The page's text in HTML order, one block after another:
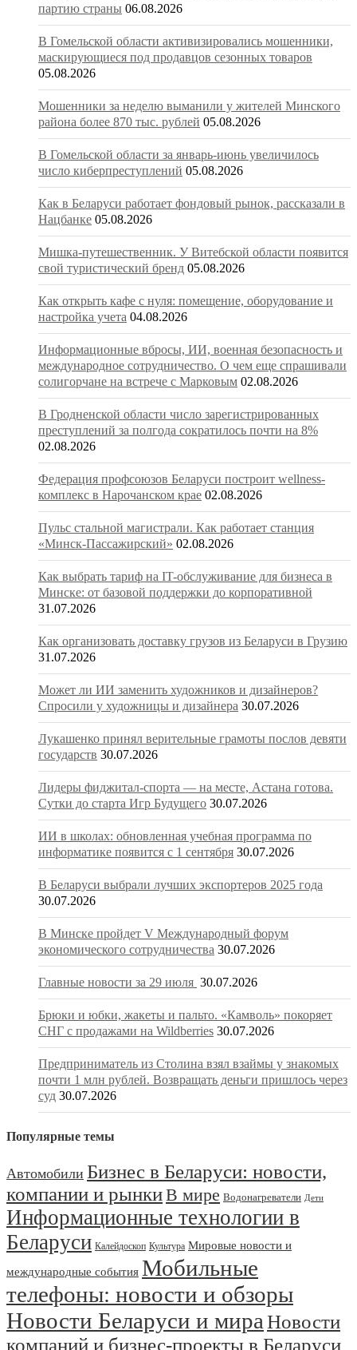
партию страны 06.08.2026
В Гомельской области активизировались мошенники,
маскирующиеся под продавцов сезонных товаров
05.08.2026
Мошенники за неделю выманили у жителей Минского
района более 870 тыс. рублей 05.08.2026
В Гомельской области за январь-июнь увеличилось
число киберпреступлений 05.08.2026
Как в Беларуси работает фондовый рынок, рассказали в
Нацбанке 05.08.2026
Мишка-путешественник. У Витебской области появится
свой туристический бренд 05.08.2026
Как открыть кафе с нуля: помещение, оборудование и
настройка учета 04.08.2026
Информационные вбросы, ИИ, военная безопасность и
международное сотрудничество. О чем еще спрашивали
солигорчане на встрече с Марковым 02.08.2026
В Гродненской области число зарегистрированных
преступлений за полгода сократилось почти на 8%
02.08.2026
Федерация профсоюзов Беларуси построит wellness-
комплекс в Нарочанском крае 02.08.2026
Пульс стальной магистрали. Как работает станция
«Минск-Пассажирский» 02.08.2026
Как выбрать тариф на IT-обслуживание для бизнеса в
Минске: от базовой поддержки до корпоративной
31.07.2026
Как организовать доставку грузов из Беларуси в Грузию
31.07.2026
Может ли ИИ заменить художников и дизайнеров?
Спросили у художницы и дизайнера 30.07.2026
Лукашенко принял верительные грамоты послов девяти
государств 30.07.2026
Лидеры фиджитал-спорта — на месте, Астана готова.
Сутки до старта Игр Будущего 30.07.2026
ИИ в школах: обновленная учебная программа по
информатике появится с 1 сентября 30.07.2026
В Беларуси выбрали лучших экспортеров 2025 года
30.07.2026
В Минске пройдет V Международный форум
экономического сотрудничества 30.07.2026
Главные новости за 29 июля 30.07.2026
Брюки и юбки, жакеты и пальто. «Камволь» покоряет
СНГ с продажами на Wildberries 30.07.2026
Предприниматель из Столина взял взаймы у знакомых
почти 1 млн рублей. Возвращать деньги пришлось через
суд 30.07.2026
Популярные темы
Автомобили Бизнес в Беларуси: новости,
компании и рынкиВ мире Водонагреватели Дети
Информационные технологии в
Беларуси Калейдоскоп Культура Мировые новости и
международные события Мобильные
телефоны: новости и обзоры
Новости Беларуси и мираНовости
компаний и бизнес-проекты в Беларуси